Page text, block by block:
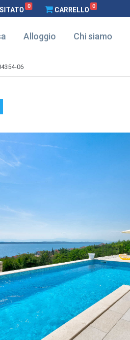
0 CARRELLO 0
Alloggio Chi siamo
06